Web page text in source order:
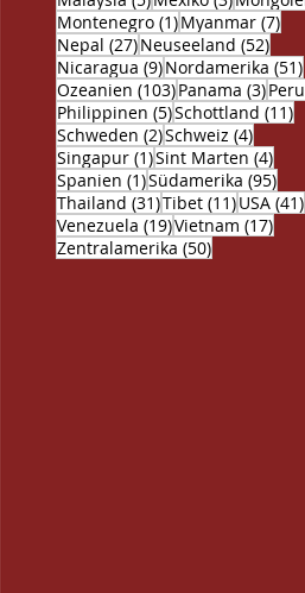
Montenegro (1)1 Beitrag
Myanmar (7)7
Nepal (27)27 Beiträge
Neuseeland (52)52
Nicaragua (9)9 Beiträge
Nordamerika (51)
Ozeanien (103)103 Beiträge
Panama (3)3Peru
Philippinen (5)5 Beiträge
Schottland (11)
Schweden (2)2 Beiträge
Schweiz (4)4
Singapur (1)1 Beitrag
Sint Marten (4)4
Spanien (1)1 Beitrag
Südamerika (95)95
Thailand (31)31 Beiträge
Tibet (11)11
USA (41)
Venezuela (19)19 Beiträge
Vietnam (17)17
Zentralamerika (50)50 Beiträge